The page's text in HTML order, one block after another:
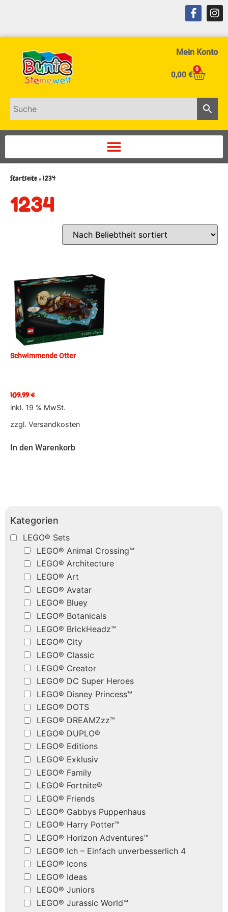
Mein Konto
0,00 €
0
Kategorien
LEGO® Sets
LEGO® Animal Crossing™
LEGO® Architecture
LEGO® Art
LEGO® Avatar
LEGO® Bluey
LEGO® Botanicals
LEGO® BrickHeadz™
LEGO® City
LEGO® Classic
LEGO® Creator
LEGO® DC Super Heroes
LEGO® Disney Princess™
LEGO® DOTS
LEGO® DREAMZzz™
LEGO® DUPLO®
LEGO® Editions
LEGO® Exklusiv
LEGO® Family
LEGO® Fortnite®
LEGO® Friends
LEGO® Gabbys Puppenhaus
LEGO® Harry Potter™
LEGO® Horizon Adventures™
LEGO® Ich – Einfach unverbesserlich 4
LEGO® Icons
LEGO® Ideas
LEGO® Juniors
LEGO® Jurassic World™
Startseite»1234
1234
Schwimmende Otter
109,99€
inkl. 19 % MwSt.
zzgl. Versandkosten
In den Warenkorb